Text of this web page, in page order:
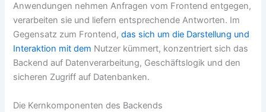
Anwendungen nehmen Anfragen vom Frontend entgegen,
verarbeiten sie und liefern entsprechende Antworten. Im
Gegensatz zum Frontend,das sich um die Darstellung und
Interaktion mit dem Nutzer kümmert, konzentriert sich das
Backend auf Datenverarbeitung, Geschäftslogik und den
sicheren Zugriff auf Datenbanken.
Die Kernkomponenten des Backends